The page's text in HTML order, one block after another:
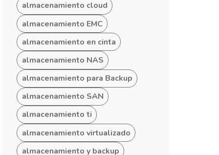
almacenamiento cloud
almacenamiento EMC
almacenamiento en cinta
almacenamiento NAS
almacenamiento para Backup
almacenamiento SAN
almacenamiento ti
almacenamiento virtualizado
almacenamiento y backup